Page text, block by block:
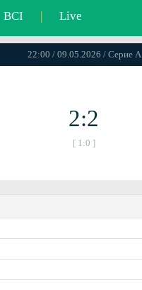
ВСІ | Live
22:00 / 09.05.2026 / Серие А
2:2
[ 1:0 ]